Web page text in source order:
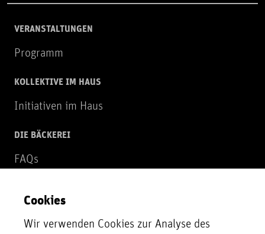
VERANSTALTUNGEN
Programm
KOLLEKTIVE IM HAUS
Initiativen im Haus
DIE BÄCKEREI
FAQs
NEWSLETTER
Zur Newsletter Anmeldung
Cookies
Wir verwenden Cookies zur Analyse des